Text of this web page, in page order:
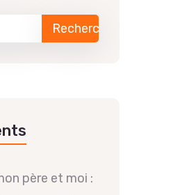
père et moi :